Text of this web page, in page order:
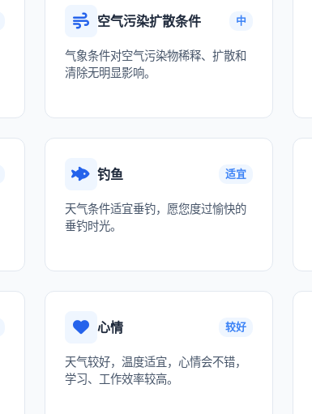
空气污染扩散条件 中
气象条件对空气污染物稀释、扩散和
清除无明显影响。
钓鱼 适宜
天气条件适宜垂钓，愿您度过愉快的
垂钓时光。
心情 较好
天气较好，温度适宜，心情会不错，
学习、工作效率较高。